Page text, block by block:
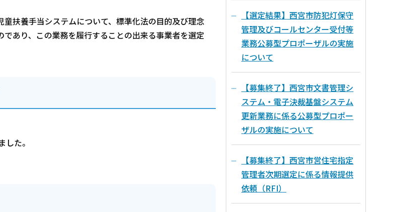
扶養手当システムについて、標準化法の目的及び理念
あり、この業務を履行することの出来る事業者を選定
た。
【選定結果】西宮市防犯灯保守
管理及びコールセンター受付等
業務公募型プロポーザルの実施
について
【募集終了】西宮市文書管理シ
ステム・電子決裁基盤システム
更新業務に係る公募型プロポー
ザルの実施について
【募集終了】西宮市営住宅指定
管理者次期選定に係る情報提供
依頼（RFI）